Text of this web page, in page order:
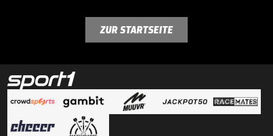
ZUR STARTSEITE